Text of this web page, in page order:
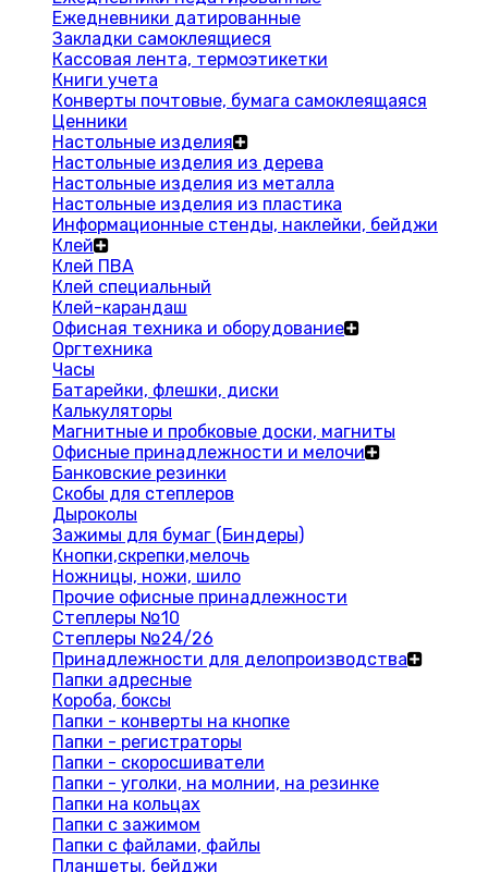
Ежедневники датированные
Закладки самоклеящиеся
Кассовая лента, термоэтикетки
Книги учета
Конверты почтовые, бумага самоклеящаяся
Ценники
Настольные изделия
Настольные изделия из дерева
Настольные изделия из металла
Настольные изделия из пластика
Информационные стенды, наклейки, бейджи
Клей
Клей ПВА
Клей специальный
Клей-карандаш
Офисная техника и оборудование
Оргтехника
Часы
Батарейки, флешки, диски
Калькуляторы
Магнитные и пробковые доски, магниты
Офисные принадлежности и мелочи
Банковские резинки
Скобы для степлеров
Дыроколы
Зажимы для бумаг (Биндеры)
Кнопки,скрепки,мелочь
Ножницы, ножи, шило
Прочие офисные принадлежности
Степлеры №10
Степлеры №24/26
Принадлежности для делопроизводства
Папки адресные
Короба, боксы
Папки - конверты на кнопке
Папки - регистраторы
Папки - скоросшиватели
Папки - уголки, на молнии, на резинке
Папки на кольцах
Папки с зажимом
Папки с файлами, файлы
Планшеты, бейджи